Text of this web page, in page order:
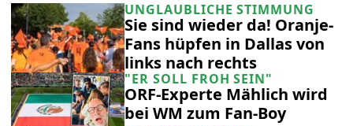
UNGLAUBLICHE STIMMUNG
Sie sind wieder da! Oranje-
Fans hüpfen in Dallas von
links nach rechts
"ER SOLL FROH SEIN"
ORF-Experte Mählich wird
bei WM zum Fan-Boy